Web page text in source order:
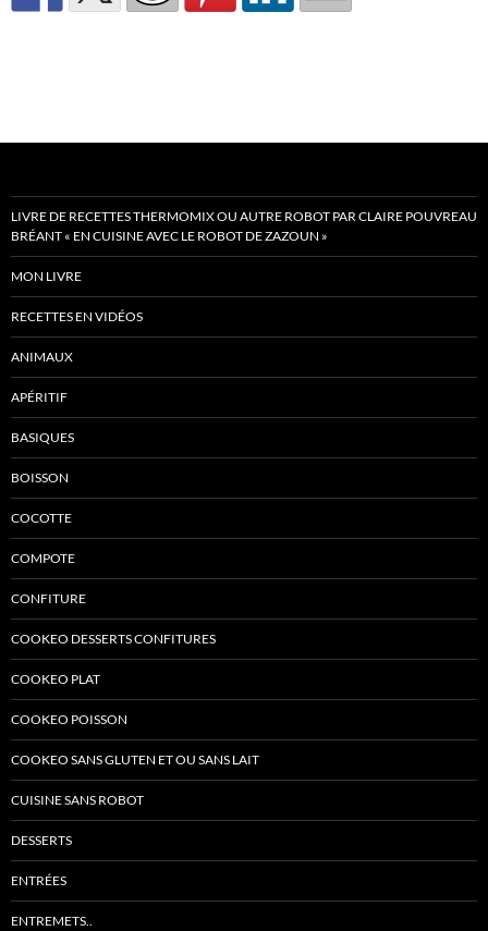
LIVRE DE RECETTES THERMOMIX OU AUTRE ROBOT PAR CLAIRE POUVREAU
BRÉANT « EN CUISINE AVEC LE ROBOT DE ZAZOUN »
MON LIVRE
RECETTES EN VIDÉOS
ANIMAUX
APÉRITIF
BASIQUES
BOISSON
COCOTTE
COMPOTE
CONFITURE
COOKEO DESSERTS CONFITURES
COOKEO PLAT
COOKEO POISSON
COOKEO SANS GLUTEN ET OU SANS LAIT
CUISINE SANS ROBOT
DESSERTS
ENTRÉES
ENTREMETS..